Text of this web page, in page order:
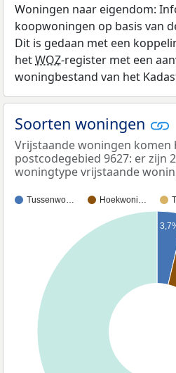
Woningen naar eigendom:
koopwoningen op basis van
Dit is gedaan met een
hetWOZ-register met een
woningbestand van het
Soorten woningen
Vrijstaande woningen komen
postcodegebied 9627: er zijn
woningtype vrijstaande
Tussenwo… Hoekwoni…